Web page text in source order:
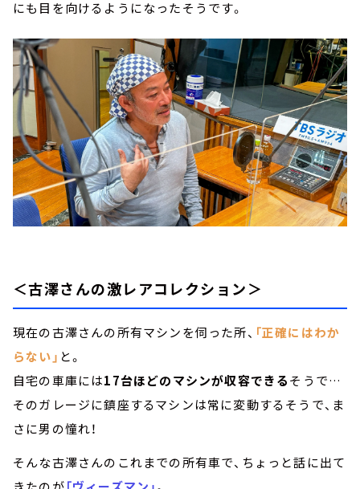
にも目を向けるようになったそうです。
＜古澤さんの激レアコレクション＞
現在の古澤さんの所有マシンを伺った所、 「正確にはわか
らない」 と。
自宅の車庫には17台ほどのマシンが収容できるそうで…
そのガレージに鎮座するマシンは常に変動するそうで、ま
さに男の憧れ！
そんな古澤さんのこれまでの所有車で、ちょっと話に出て